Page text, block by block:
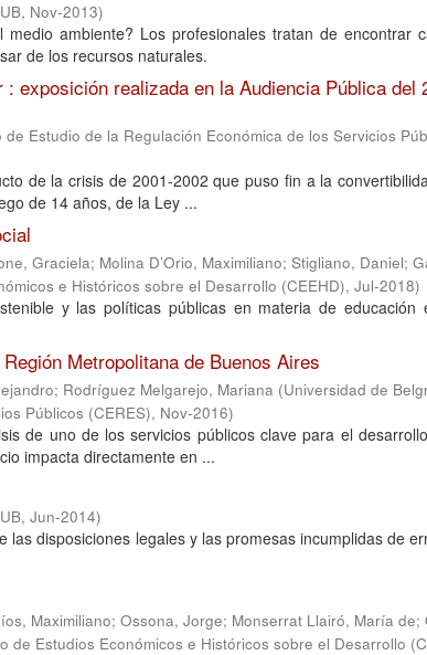
, Nov-2013)
ambiente? Los profesionales tratan de encontrar
de los recursos naturales.
exposición realizada en la Audiencia Pública del
Estudio de la Regulación Económica de los Servicios
de la crisis de 2001-2002 que puso fin a la
de 14 años, de la Ley ...
Graciela; Molina D’Orio, Maximiliano; Stigliano, Daniel;
e Históricos sobre el Desarrollo (CEEHD), Jul-2018)
y las políticas públicas en materia de educación
Metropolitana de Buenos Aires
; Rodríguez Melgarejo, Mariana (Universidad de
Públicos (CERES), Nov-2016)
de uno de los servicios públicos clave para el
impacta directamente en ...
, Jun-2014)
disposiciones legales y las promesas incumplidas de
Maximiliano; Ossona, Jorge; Monserrat Llairó, María de;
de Estudios Económicos e Históricos sobre el Desarrollo